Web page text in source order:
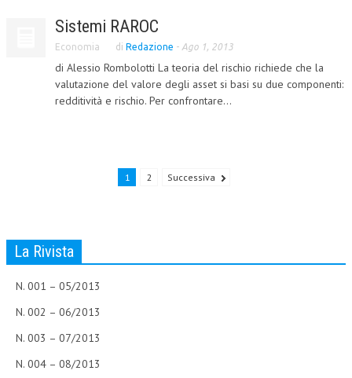
CIVILE
TRIBUTARIA
PENALE
ARCHIVIO EVENTI (FINO AL 2022)
BOLLETTINO FINANZIAMENTI
TELEGRAM
MANUALI E MONOGRAFIE
Sistemi RAROC
Economia di Redazione - Ago 1, 2013
di Alessio Rombolotti La teoria del rischio richiede che la
valutazione del valore degli asset si basi su due componenti:
redditività e rischio. Per confrontare...
1 2 Successiva
La Rivista
N. 001 – 05/2013
N. 002 – 06/2013
N. 003 – 07/2013
N. 004 – 08/2013